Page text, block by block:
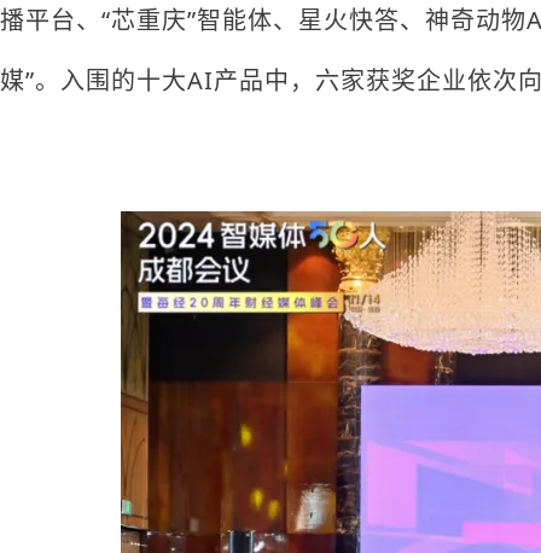
播平台、“芯重庆”智能体、星火快答、神奇动
媒”。入围的十大AI产品中，六家获奖企业依次